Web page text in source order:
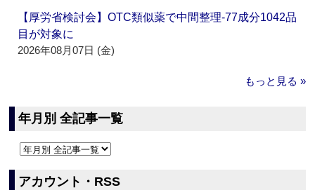
【厚労省検討会】OTC類似薬で中間整理‐77成分1042品
目が対象に
2026年08月07日 (金)
もっと見る »
年月別 全記事一覧
アカウント・RSS